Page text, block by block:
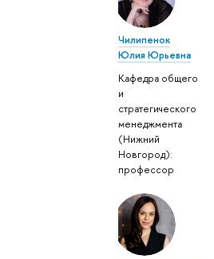
Чилипенок
Юлия Юрьевна
Кафедра общего
и
стратегического
менеджмента
(Нижний
Новгород):
профессор